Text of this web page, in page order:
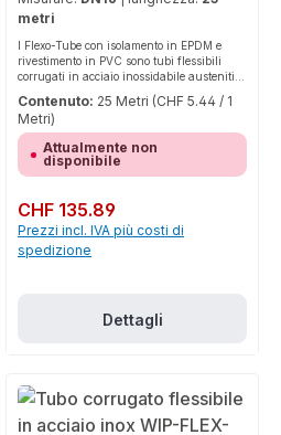
metri
I Flexo-Tube con isolamento in EPDM e
rivestimento in PVC sono tubi flessibili
corrugati in acciaio inossidabile austenitico
AISI 316L, in conformità alla norma EN
ISO 10380. Sono destinati agli impianti
solari. Grazie all'isolamento in EPDM, il
tubo solare è resistente ai raggi UV e il
rivestimento in PVC lo protegge anche da
eventuali danni causati da uccelli. Tutti i
contenente 4x dadi di raccordo, 4x anelli di
inserimento e 4x guarnizioni piatte.
Contenuto: 25 Metri (CHF 5.44 / 1
Metri)
Attualmente non
disponibile
Prezzo normale:
CHF 135.89
Prezzi incl. IVA più costi di
spedizione
Dettagli